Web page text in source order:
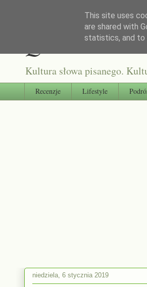
Qultura
Kultura słowa pisanego.
Recenzje Lifestyle
niedziela, 6 stycznia 2019
This site uses
are shared with
statistics, and to